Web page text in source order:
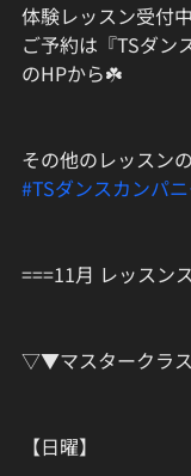
体験レッスン受付
ご予約は『TSダン
のHPから☘️
その他のレッスン
#TSダンスカンパ
===11月 レッスン
▽▼マスタークラ
【日曜】